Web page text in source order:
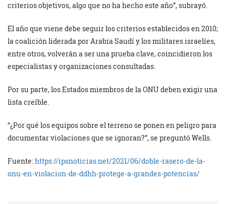
criterios objetivos, algo que no ha hecho este año”, subrayó.
El año que viene debe seguir los criterios establecidos en 2010;
la coalición liderada por Arabia Saudí y los militares israelíes,
entre otros, volverán a ser una prueba clave, coincidieron los
especialistas y organizaciones consultadas.
Por su parte, los Estados miembros de la ONU deben exigir una
lista creíble.
“¿Por qué los equipos sobre el terreno se ponen en peligro para
documentar violaciones que se ignoran?”, se preguntó Wells.
Fuente:https://ipsnoticias.net/2021/06/doble-rasero-de-la-
onu-en-violacion-de-ddhh-protege-a-grandes-potencias/